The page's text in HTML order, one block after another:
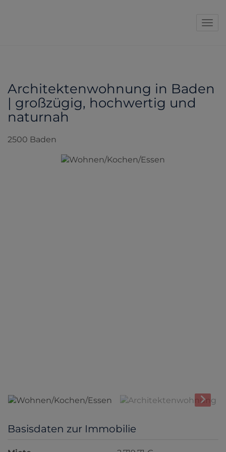
Architektenwohnung in Baden
| großzügig, hochwertig und
naturnah
2500 Baden
Basisdaten zur Immobilie